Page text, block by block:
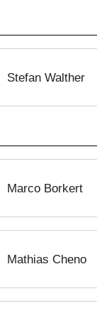
Stefan Walther
Marco Borkert
Mathias Cheno